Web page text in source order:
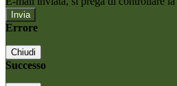
Errore
Chiudi
Successo